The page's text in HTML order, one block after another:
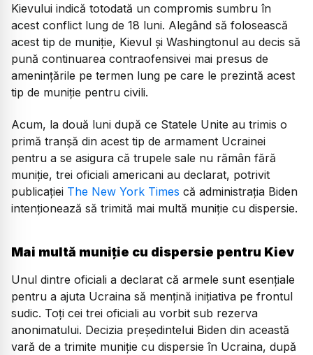
Kievului indică totodată un compromis sumbru în
acest conflict lung de 18 luni. Alegând să folosească
acest tip de muniție, Kievul și Washingtonul au decis să
pună continuarea contraofensivei mai presus de
amenințările pe termen lung pe care le prezintă acest
tip de muniție pentru civili.
Acum, la două luni după ce Statele Unite au trimis o
primă tranșă din acest tip de armament Ucrainei
pentru a se asigura că trupele sale nu rămân fără
muniție, trei oficiali americani au declarat, potrivit
publicației The New York Times că administrația Biden
intenționează să trimită mai multă muniție cu dispersie.
Mai multă muniție cu dispersie pentru Kiev
Unul dintre oficiali a declarat că armele sunt esențiale
pentru a ajuta Ucraina să mențină inițiativa pe frontul
sudic. Toți cei trei oficiali au vorbit sub rezerva
anonimatului. Decizia președintelui Biden din această
vară de a trimite muniție cu dispersie în Ucraina, după